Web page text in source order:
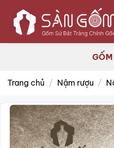
qua
dung
Trang chủ / Nậm rượu /